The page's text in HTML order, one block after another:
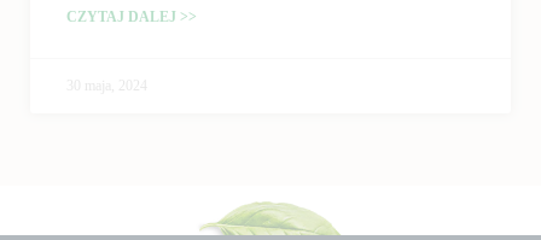
CZYTAJ DALEJ >>
30 maja, 2024